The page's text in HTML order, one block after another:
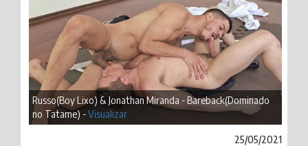
Russo(Boy Lixo) & Jonathan Miranda - Bareback(Dominado
no Tatame) -Visualizar
25/05/2021